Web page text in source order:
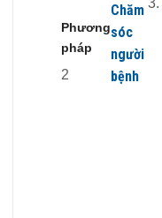
Phương
pháp
2
Chăm
sóc
người
bệnh